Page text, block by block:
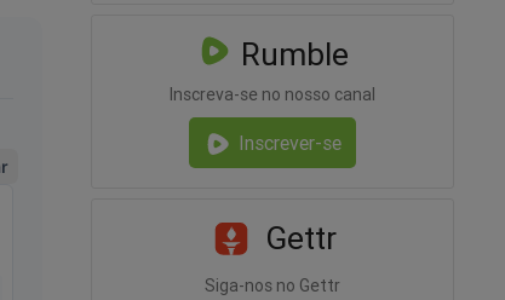
Rumble
Inscreva-se no nosso canal
Inscrever-se
Gettr
Siga-nos no Gettr